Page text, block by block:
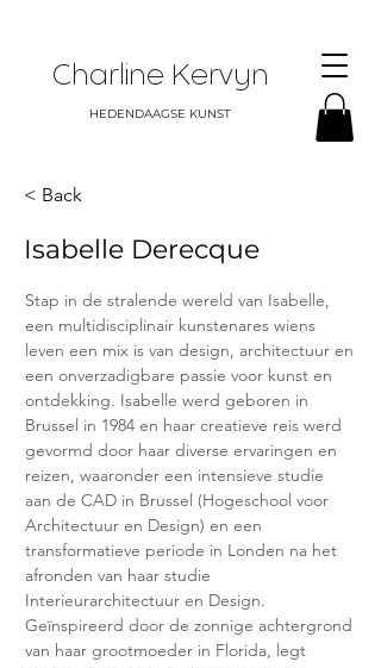
Charline Kervyn
HEDENDAAGSE KUNST
< Back
Isabelle Derecque
Stap in de stralende wereld van Isabelle,
een multidisciplinair kunstenares wiens
leven een mix is van design, architectuur en
een onverzadigbare passie voor kunst en
ontdekking. Isabelle werd geboren in
Brussel in 1984 en haar creatieve reis werd
gevormd door haar diverse ervaringen en
reizen, waaronder een intensieve studie
aan de CAD in Brussel (Hogeschool voor
Architectuur en Design) en een
transformatieve periode in Londen na het
afronden van haar studie
Interieurarchitectuur en Design.
Geïnspireerd door de zonnige achtergrond
van haar grootmoeder in Florida, legt